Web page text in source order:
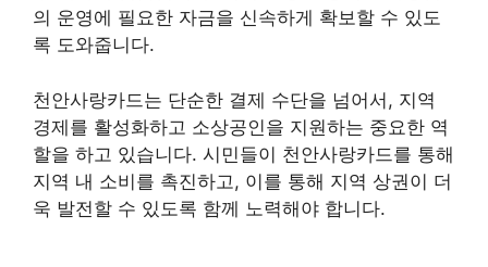
의 운영에 필요한 자금을 신속하게 확보할 수 있도
록 도와줍니다.
천안사랑카드는 단순한 결제 수단을 넘어서, 지역
경제를 활성화하고 소상공인을 지원하는 중요한 역
할을 하고 있습니다. 시민들이 천안사랑카드를 통해
지역 내 소비를 촉진하고, 이를 통해 지역 상권이 더
욱 발전할 수 있도록 함께 노력해야 합니다.